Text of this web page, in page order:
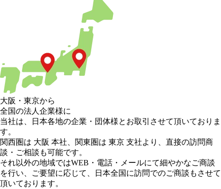
大阪 ・ 東京から
全国の法人企業様に
当社は、日本各地の企業・団体様とお取引させて頂いておりま
す。
関西圏は 大阪 本社、 関東圏は 東京 支社より、直接の訪問商
談・ご相談も可能です。
それ以外の地域ではWEB・電話・メールにて細やかなご商談
を行い、
ご要望に応じて、日本全国に訪問でのご商談もさせて
頂いております。